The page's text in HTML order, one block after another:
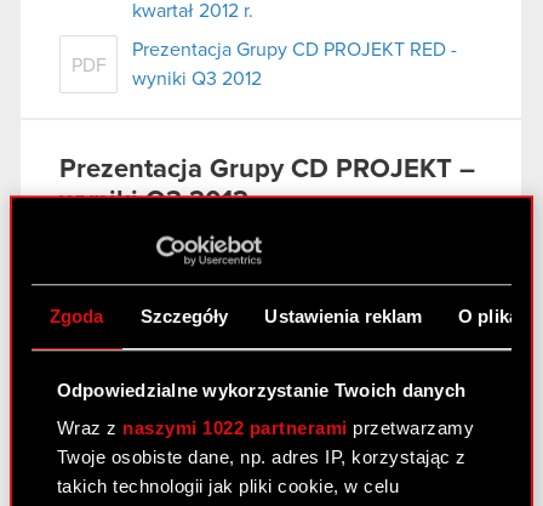
Zgoda Szczegóły Ustawienia reklam O
Odpowiedzialne wykorzystanie Twoich danych
Wraz z naszymi 1022 partnerami przetwarzamy
Twoje osobiste dane, np. adres IP, korzystając z
takich technologii jak pliki cookie, w celu
kwartał 2012 r.
PDF
Prezentacja Grupy CD PROJEKT RED -
wyniki Q3 2012
Prezentacja Grupy CD PROJEKT –
wyniki Q3 2012
13 listopada 2012
Prezentacja Grupy CD PROJEKT – wyniki
Q3 2012
Skonsolidowany raport kwartalny
– 3 kw. 2012
13 listopada 2012